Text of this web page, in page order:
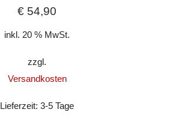
€ 54,90
inkl. 20 % MwSt.
zzgl.
Versandkosten
Lieferzeit:3-5 Tage